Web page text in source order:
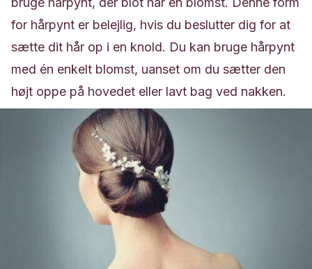
for hårpynt er belejlig, hvis du beslutter dig for at
sætte dit hår op i en knold. Du kan bruge hårpynt
med én enkelt blomst, uanset om du sætter den
højt oppe på hovedet eller lavt bag ved nakken.